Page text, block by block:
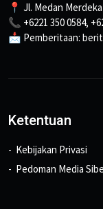
📍 Jl. Medan
📞 +6221 350 0584,
📩 Pemberitaan:
Ketentuan
Kebijakan Privasi
Pedoman Media